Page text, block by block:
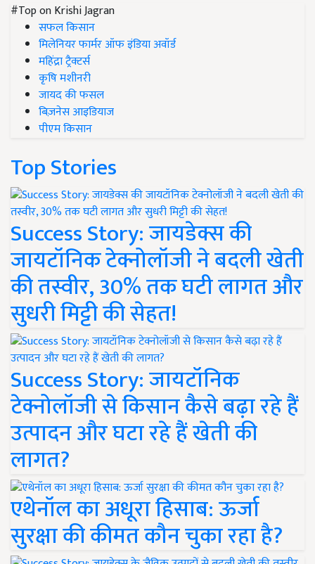
#Top on Krishi Jagran
सफल किसान
मिलेनियर फार्मर ऑफ इंडिया अवॉर्ड
महिंद्रा ट्रैक्टर्स
कृषि मशीनरी
जायद की फसल
बिज़नेस आइडियाज
पीएम किसान
Top Stories
Success Story: जायडेक्स की
जायटॉनिक टेक्नोलॉजी ने बदली खेती
की तस्वीर, 30% तक घटी लागत और
सुधरी मिट्टी की सेहत!
Success Story: जायटॉनिक
टेक्नोलॉजी से किसान कैसे बढ़ा रहे हैं
उत्पादन और घटा रहे हैं खेती की
लागत?
एथेनॉल का अधूरा हिसाब: ऊर्जा
सुरक्षा की कीमत कौन चुका रहा है?